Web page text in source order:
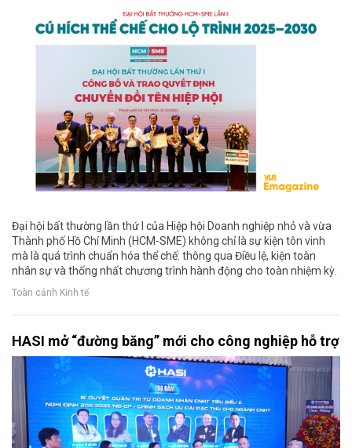
Đại hội bất thường lần thứ I của Hiệp hội Doanh nghiệp nhỏ và vừa
Thành phố Hồ Chí Minh (HCM-SME) không chỉ là sự kiện tôn vinh
mà là quá trình chuẩn hóa thể chế: thông qua Điều lệ, kiện toàn
nhân sự và thống nhất chương trình hành động cho toàn nhiệm kỳ.
Toàn cảnh Kinh tế
HASI mở “đường băng” mới cho công nghiệp hỗ trợ